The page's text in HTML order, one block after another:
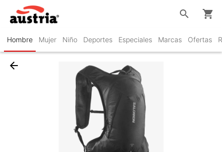
Hombre Mujer Niño Deportes Especiales Marcas Ofertas
search shopping_cart
arrow_back